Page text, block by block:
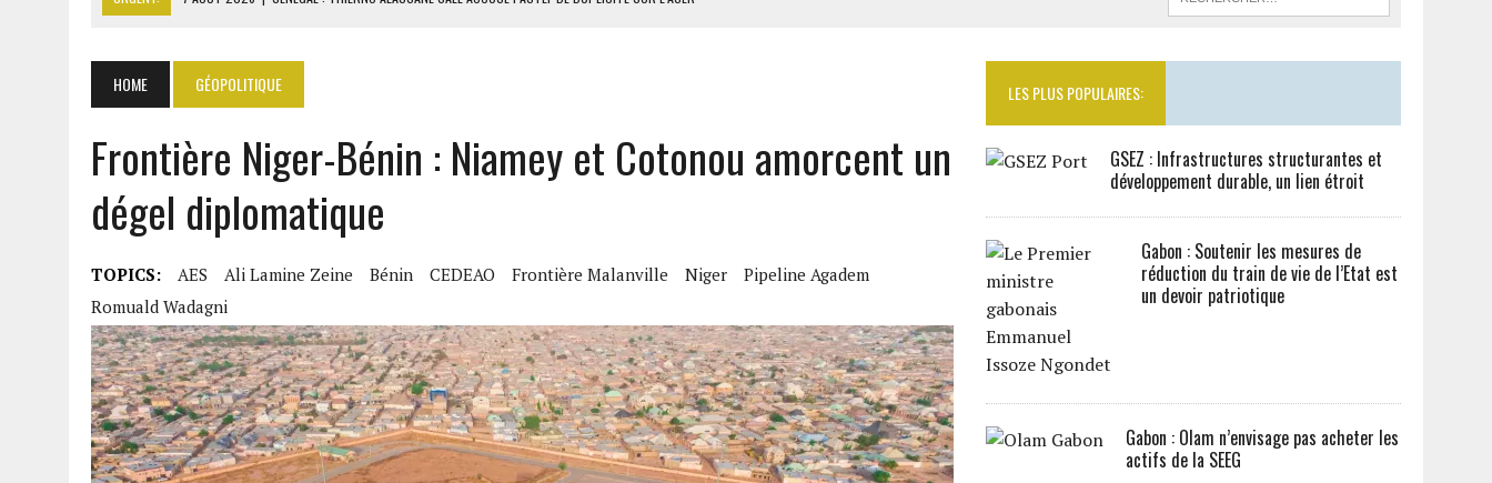
7 AOÛT 2026 | GAZ GTA : KOSMOS ENERGY ACTUALISE L’AVANCEMENT DU PROJET SÉNÉGALO-MAURITANIEN
7 AOÛT 2026 | OUATTARA APPELLE À L’UNION NATIONALE POUR BÂTIR LA GRANDE CÔTE D’IVOIRE
7 AOÛT 2026
CÔTE D’IVOIRE : OUATTARA GRACIE 4 661 DÉTENUS POUR L’INDÉPENDANCE
HOME GÉOPOLITIQUE
Frontière Niger-Bénin : Niamey et Cotonou amorcent un
dégel diplomatique
TOPICS: AES Ali Lamine Zeine Bénin CEDEAO Frontière Malanville Niger
Pipeline Agadem
Romuald Wadagni
LES PLUS POPULAIRES:
GSEZ : Infrastructures structurantes et
développement durable, un lien étroit
Gabon : Soutenir les mesures de
réduction du train de vie de l’Etat est
un devoir patriotique
Gabon : Olam n’envisage pas acheter les
actifs de la SEEG